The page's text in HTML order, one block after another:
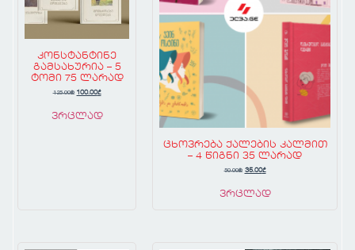
კონსტანტინე
გამსახურია – 5
ტომი 75 ლარად
125.00₾ 100.00₾
ვრცლად
ცხოვრება ქალების კალმით
– 4 წიგნი 35 ლარად
50.00₾ 35.00₾
ვრცლად